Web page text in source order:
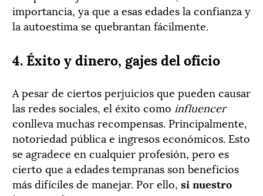
importancia, ya que a esas edades la confianza y
la autoestima se quebrantan fácilmente.
4. Éxito y dinero, gajes del oficio
A pesar de ciertos perjuicios que pueden causar
las redes sociales, el éxito como influencer
conlleva muchas recompensas. Principalmente,
notoriedad pública e ingresos económicos. Esto
se agradece en cualquier profesión, pero es
cierto que a edades tempranas son beneficios
más difíciles de manejar. Por ello, si nuestro